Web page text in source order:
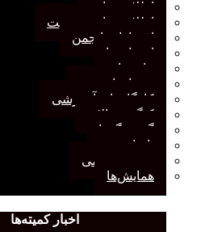
اطلاعیه‌ها
اطلاعیه‌های عضویت
افتخارات انجمن
انتصاب‌ها
بیانیه‌ها
رویدادهای مهم
کارگاه‌های آموزشی
کنگره سالانه
گفت‌وگوها
یادداشت
مجمع عمومی
همایش‌ها
اخبار کمیته‌ها